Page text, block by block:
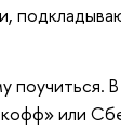
поучиться.
или